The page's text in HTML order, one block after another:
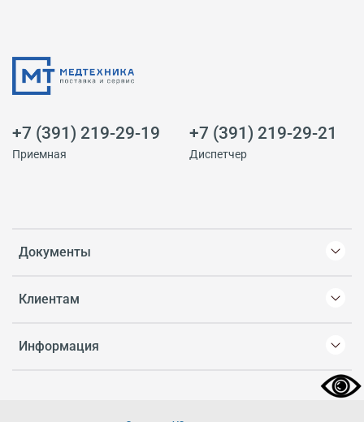
Документы
Клиентам
Информация
+7 (391) 219-29-19
Приемная
+7 (391) 219-29-21
Диспетчер